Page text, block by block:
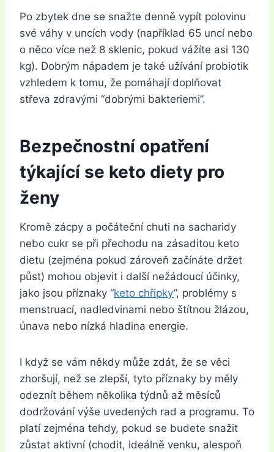
Po zbytek dne se snažte denně vypít polovinu
své váhy v uncích vody (například 65 uncí nebo
o něco více než 8 sklenic, pokud vážíte asi 130
kg). Dobrým nápadem je také užívání probiotik
vzhledem k tomu, že pomáhají doplňovat
střeva zdravými “dobrými bakteriemi”.
Bezpečnostní opatření
týkající se keto diety pro
ženy
Kromě zácpy a počáteční chuti na sacharidy
nebo cukr se při přechodu na zásaditou keto
dietu (zejména pokud zároveň začínáte držet
půst) mohou objevit i další nežádoucí účinky,
jako jsou příznaky “keto chřipky”, problémy s
menstruací, nadledvinami nebo štítnou žlázou,
únava nebo nízká hladina energie.
I když se vám někdy může zdát, že se věci
zhoršují, než se zlepší, tyto příznaky by měly
odeznít během několika týdnů až měsíců
dodržování výše uvedených rad a programu. To
platí zejména tehdy, pokud se budete snažit
zůstat aktivní (chodit, ideálně venku, alespoň